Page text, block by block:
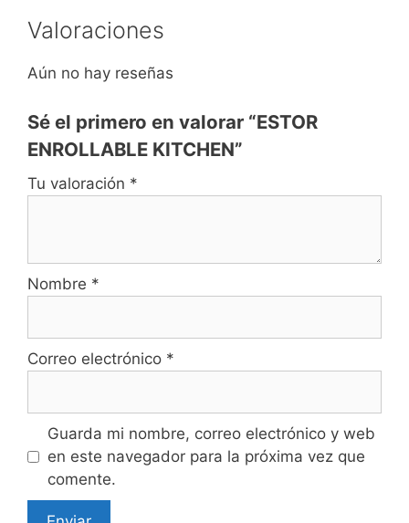
Valoraciones
Aún no hay reseñas
Sé el primero en valorar “ESTOR
ENROLLABLE KITCHEN”
Tu valoración *
Nombre *
Correo electrónico *
Guarda mi nombre, correo electrónico y web
en este navegador para la próxima vez que
comente.